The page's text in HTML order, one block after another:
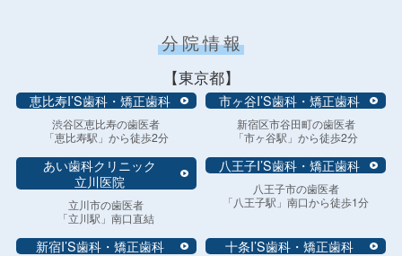
分院情報
【東京都】
恵比寿I’S歯科・矯正歯科
渋谷区恵比寿の歯医者
「恵比寿駅」から徒歩2分
市ヶ谷I’S歯科・矯正歯科
新宿区市谷田町の歯医者
「市ヶ谷駅」から徒歩2分
あい歯科クリニック
立川医院
立川市の歯医者
「立川駅」南口直結
八王子I’S歯科・矯正歯科
八王子市の歯医者
「八王子駅」南口から徒歩1分
新宿I’S歯科・矯正歯科 十条I’S歯科・矯正歯科